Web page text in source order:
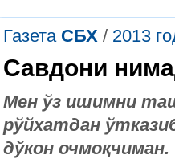
Газета СБХ / 2013
Савдони
Мен ўз ишимни
рўйхатдан
дўкон очмоқчиман.